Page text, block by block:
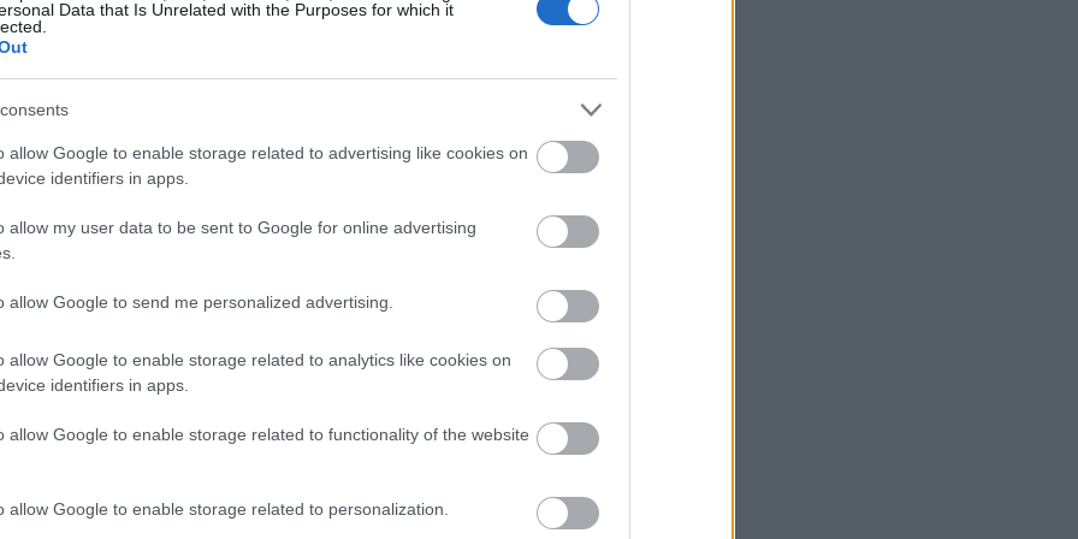
Data that Is Unrelated with the Purposes for which it
allow Google to enable storage related to advertising like cookies on
identifiers in apps.
allow my user data to be sent to Google for online advertising
allow Google to send me personalized advertising.
allow Google to enable storage related to analytics like cookies on
identifiers in apps.
allow Google to enable storage related to functionality of the website
allow Google to enable storage related to personalization.
ανάγονται τα αναδρομικά που
υποβολή της τροποποιητικής
σημείωμα με το ποσό του φόρου, ο
μέχρι τα τέλη Ιανουαρίου 2025. Οι
από το φορολογικό έτος 2015 και
2014 και προηγούμενα υποβάλλονται
επενδυτικής έκρηξης
ΕΛ.Α.Σ: «Η απροκάλυπτη ώσμωση
δικαστικής αρχής και εκτελεστικής
εξουσίας εκθέτει τη χώρα διεθνώς»
του Τραμπ στο Λευκό Οίκο
αγορά εργασίας συμβαδίζουν με τις
πρόσφατες τάσεις»
Καταβλήθηκαν 33,58 εκατ. ευρώ σε
67.746 δικαιούχους για την αγορά
19:10
Ευρωαγορές: Η καλύτερη εβδομάδα
από τα τέλη Ιουνίου - Σε νέα υψηλά ο
Κορυφώνεται η έξοδος των εκδρομέων